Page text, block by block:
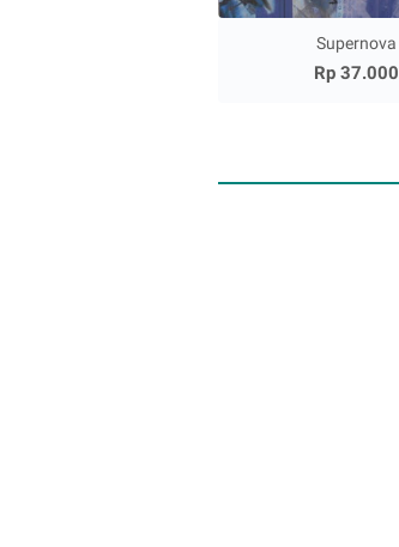
Supernova
Rp 37.000